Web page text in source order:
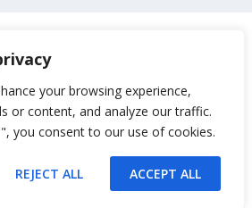
your browsing experience,
or content, and analyze our traffic.
you consent to our use of cookies.
REJECT ALL ACCEPT ALL